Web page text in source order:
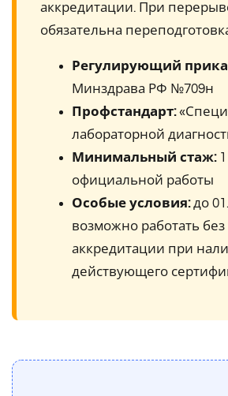
аккредитации. При
обязательна
Регулирующий
Минздрава РФ №709н
Профстандарт:
лабораторной
Минимальный стаж:1
официальной работы
Особые условия:до
возможно работать без
аккредитации при
действующего